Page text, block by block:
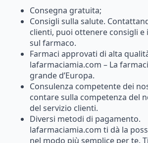
Consegna gratuita;
Consigli sulla salute.
clienti, puoi ottenere consigli
sul farmaco.
Farmaci approvati di alta
lafarmaciamia.com – La
grande d’Europa.
Consulenza competente dei
contare sulla competenza del
del servizio clienti.
Diversi metodi di pagamento.
lafarmaciamia.com ti dà la
nel modo più semplice per te.